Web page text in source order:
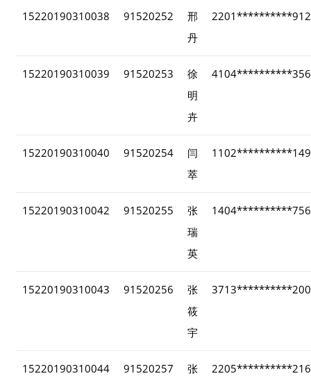
15220190310038 91520252
邢
丹
15220190310039 91520253
徐
明
卉
15220190310040 91520254
闫
萃
15220190310042 91520255
张
瑞
英
15220190310043 91520256
张
筱
宇
15220190310044 91520257
张